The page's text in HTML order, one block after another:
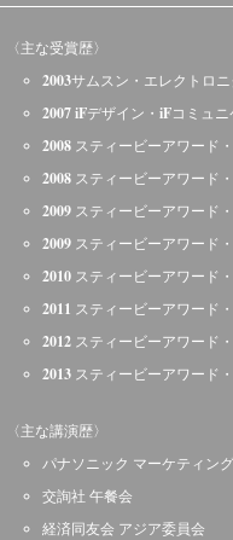
〈主な受賞歴〉
2003サムスン・エレクトロ
2007 iFデザイン・iFコミュ
2008 スティービーアワード
2008 スティービーアワード
2009 スティービーアワード
2009 スティービーアワード
2010 スティービーアワード
2011 スティービーアワード
2012 スティービーアワード
2013 スティービーアワード
〈主な講演歴〉
パナソニック マーケティン
交詢社 午餐会
経済同友会 アジア委員会